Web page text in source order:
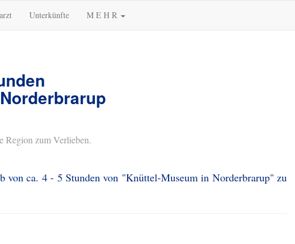
Unterkünfte M E H R
Region zum Verlieben.
von ca. 4 - 5 Stunden von "Knüttel-Museum in Norderbrarup" zu